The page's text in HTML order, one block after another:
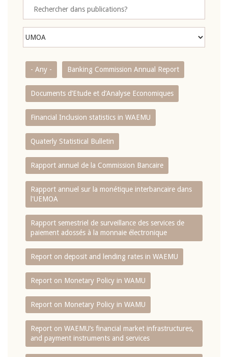
- Any - Banking Commission Annual Report
Documents d’Etude et d’Analyse Economiques
Financial Inclusion statistics in WAEMU
Quaterly Statistical Bulletin
Rapport annuel de la Commission Bancaire
Rapport annuel sur la monétique interbancaire dans
l'UEMOA
Rapport semestriel de surveillance des services de
paiement adossés à la monnaie électronique
Report on deposit and lending rates in WAEMU
Report on Monetary Policy in WAMU
Report on Monetary Policy in WAMU
Report on WAEMU’s financial market infrastructures,
and payment instruments and services